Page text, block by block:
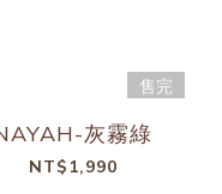
售完
灰霧綠
NT$1,990